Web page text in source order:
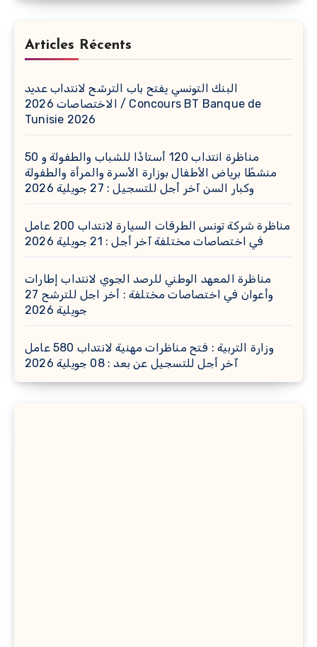
Articles Récents
البنك التونسي يفتح باب الترشح لانتداب عديد
الاختصاصات 2026 / Concours BT Banque de
Tunisie 2026
مناظرة انتداب 120 أستاذًا للشباب والطفولة و 50
منشطًا برياض الأطفال بوزارة الأسرة والمرأة والطفولة
وكبار السن آخر أجل للتسجيل : 27 جويلية 2026
مناظرة شركة تونس الطرقات السيارة لانتداب 200 عامل
في اختصاصات مختلفة آخر أجل : 21 جويلية 2026
مناظرة المعهد الوطني للرصد الجوي لانتداب إطارات
وأعوان في اختصاصات مختلفة : أخر اجل للترشح 27
جويلية 2026
وزارة التربية : فتح مناظرات مهنية لانتداب 580 عامل
آخر أجل للتسجيل عن بعد : 08 جويلية 2026